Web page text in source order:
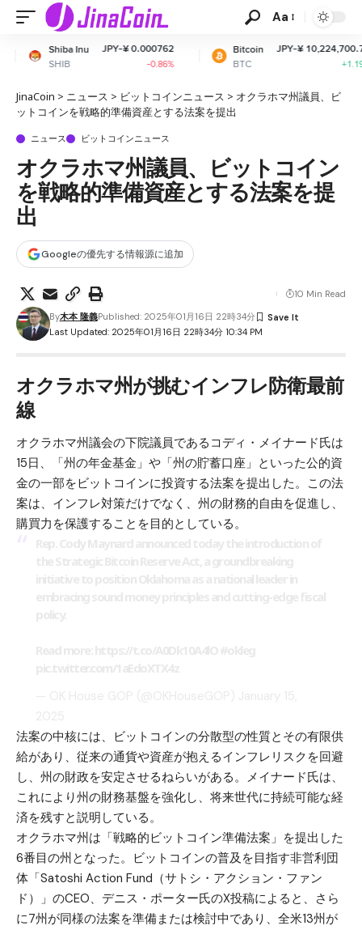
Aa
JPY-¥ 0.000762
-0.86%
Bitcoin
BTC
JPY-¥ 10,224,700.73
ETH
JinaCoin > ニュース > ビットコインニュース > オクラホマ州議員、ビ
ットコインを戦略的準備資産とする法案を提出
ニュース ビットコインニュース
オクラホマ州議員、ビットコイン
を戦略的準備資産とする法案を提
出
Googleの優先する情報源に追加
Last Updated: 2025年01月16日 22時34分 10:34 PM
By木本 隆義Published: 2025年01月16日 22時34分
10 Min Read
オクラホマ州が挑むインフレ防衛最前
線
オクラホマ州議会の下院議員であるコディ・メイナード氏は
15日、「州の年金基金」や「州の貯蓄口座」といった公的資
金の一部をビットコインに投資する法案を提出した。この法
案は、インフレ対策だけでなく、州の財務的自由を促進し、
購買力を保護することを目的としている。
法案の中核には、ビットコインの分散型の性質とその有限供
給があり、従来の通貨や資産が抱えるインフレリスクを回避
し、州の財政を安定させるねらいがある。メイナード氏は、
これにより州の財務基盤を強化し、将来世代に持続可能な経
済を残すと説明している。
オクラホマ州は「戦略的ビットコイン準備法案」を提出した
6番目の州となった。ビットコインの普及を目指す非営利団
体「Satoshi Action Fund（サトシ・アクション・ファン
ド）」のCEO、デニス・ポーター氏のX投稿によると、さら
に7州が同様の法案を準備または検討中であり、全米13州が